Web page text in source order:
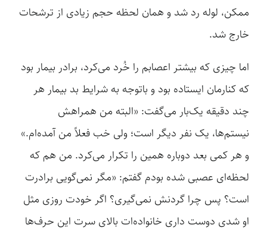
ممکن، لوله رد شد و همان لحظه حجم زیادی از ترشحات
خارج شد.
اما چیزی که بیشتر اعصابم را خُرد می‌کرد، برادر بیمار بود
که کنارمان ایستاده بود و باتوجه به شرایط بد بیمار هر
چند دقیقه یک‌بار می‌گفت: «البته من همراهش
نیستم‌ها، یک نفر دیگر است؛ ولی خب فعلاً من آمده‌ام.»
و هر کمی بعد دوباره همین را تکرار می‌کرد. من هم که
لحظه‌ای عصبی شده بودم گفتم: «مگر نمی‌گویی برادرت
است؟ پس چرا گردنش نمی‌گیری؟ اگر خودت روزی مثل
او شدی دوست داری خانواده‌ات بالای سرت این حرف‌ها